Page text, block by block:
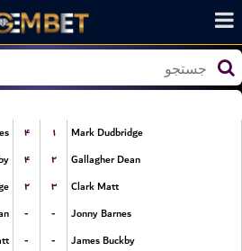
۴ ۱
Mark Dudbridge
۴ ۲
Gallagher Dean
۲ ۳
Clark Matt
- -
Jonny Barnes
- -
James Buckby